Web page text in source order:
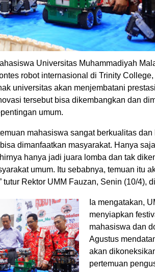
Universitas Muhammadiyah
robot internasional di Trinity
universitas akan menjembatani
tersebut bisa dikembangkan dan
umum.
mahasiswa sangat berkualitas dan
dimanfaatkan masyarakat. Hanya
hanya jadi juara lomba dan tak
umum. Itu sebabnya, temuan itu
tutur Rektor UMM Fauzan, Senin (10/4),
Ia mengatakan,
menyiapkan
mahasiswa dan
Agustus
akan
pertemuan